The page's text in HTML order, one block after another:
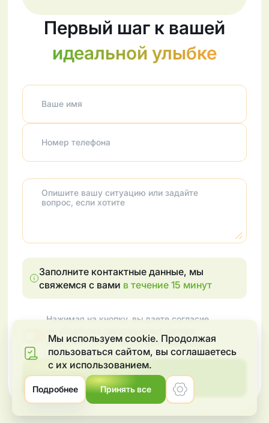
Первый шаг к вашей
идеальной улыбке
Ваше имя
Номер телефона
Опишите вашу ситуацию или задайте
вопрос, если хотите
Заполните контактные данные, мы
свяжемся с вами в течение 15 минут
Нажимая на кнопку, вы даете согласие
в соответствии сполитикой обработки
персональных данных
Консультация
Мы используем cookie. Продолжая
пользоваться сайтом, вы соглашаетеcь
с их использованием.
Подробнее Принять все